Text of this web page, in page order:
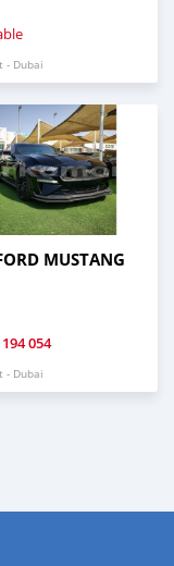
- Dubai
MUSTANG
054
- Dubai